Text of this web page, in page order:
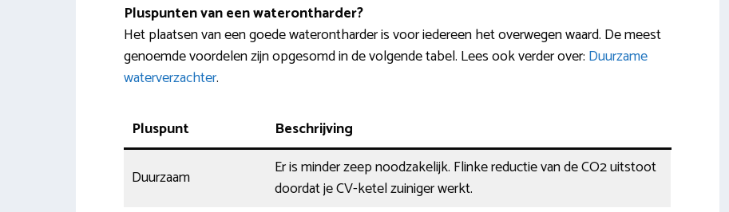
Pluspunten van een waterontharder?
Het plaatsen van een goede waterontharder is voor iedereen het overwegen waard. De meest
genoemde voordelen zijn opgesomd in de volgende tabel. Lees ook verder over: Duurzame
waterverzachter.
Pluspunt Beschrijving
Duurzaam
Er is minder zeep noodzakelijk. Flinke reductie van de CO2 uitstoot
doordat je CV-ketel zuiniger werkt.